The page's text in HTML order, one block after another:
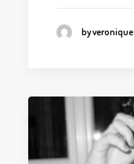
by veronique